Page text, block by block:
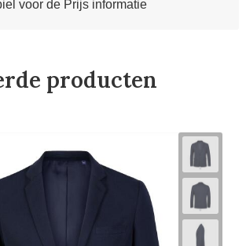
voor de Prijs informatie
producten